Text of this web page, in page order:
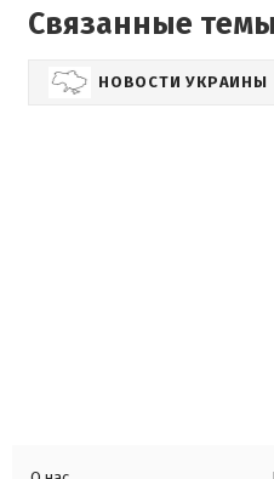
Связанные
НОВОСТИ УКРАИНЫ